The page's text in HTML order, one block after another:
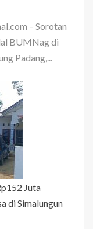
– Sorotan
BUMNag di
Padang,...
Juta
di Simalungun